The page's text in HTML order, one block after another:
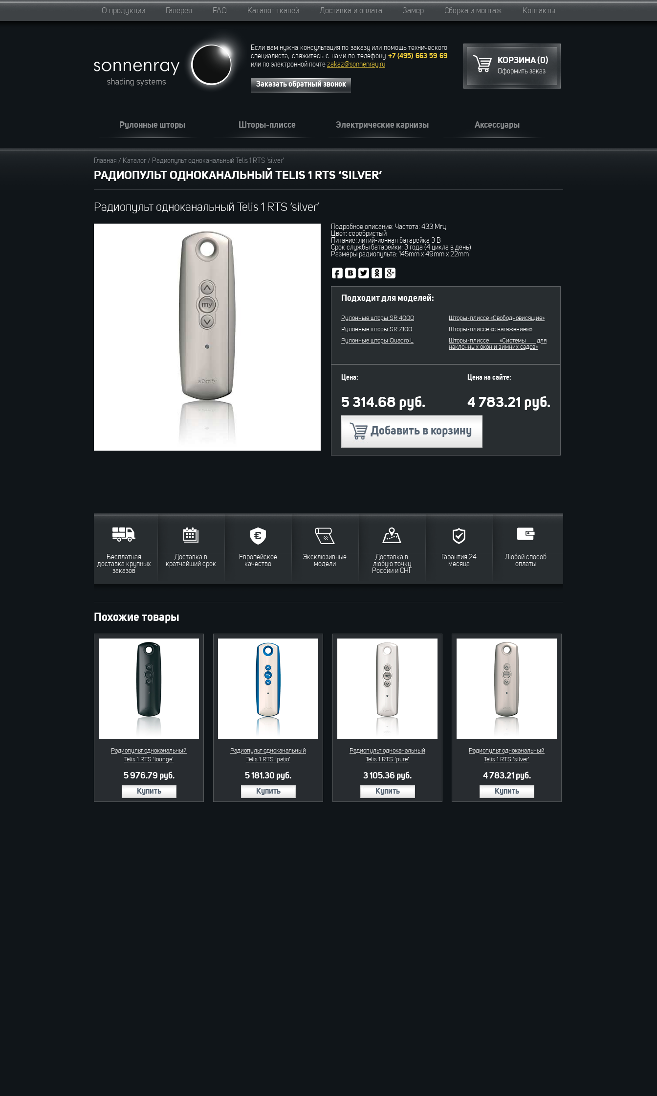
О продукции Галерея FAQ Каталог тканей Доставка и оплата Замер Сборка и монтаж Контакты
Если вам нужна консультация по заказу или помощь технического
специалиста, свяжитесь с нами по телефону +7 (495) 663 59 69
или по электронной почте zakaz@sonnenray.ru
Заказать обратный звонок
КОРЗИНА (0)
Оформить заказ
Рулонные шторы Шторы-плиссе Электрические карнизы Аксессуары
Главная / Каталог/ Радиопульт одноканальный Telis 1 RTS ‘silver’
РАДИОПУЛЬТ ОДНОКАНАЛЬНЫЙ TELIS 1 RTS ‘SILVER’
Радиопульт одноканальный Telis 1 RTS ‘silver’
Подробное описание: Частота: 433 Мгц
Цвет: серебристый
Питание: литий-ионная батарейка 3 В
Срок службы батарейки: 3 года (4 цикла в день)
Размеры радиопульта: 145mm x 49mm x 22mm
Подходит для моделей:
Рулонные шторы SR 4000
Рулонные шторы SR 7100
Рулонные шторы Quadro L
Шторы-плиссе «Свободновисящие»
Шторы-плиссе «c натяжением»
Шторы-плиссе «Системы для
наклонных окон и зимних садов»
Цена:
5 314.68 руб.
Цена на сайте:
4 783.21 руб.
Добавить в корзину
Бесплатная
доставка крупных
заказов
Доставка в
кратчайший срок
Европейское
качество
Эксклюзивные
модели
Доставка в
любую точку
России и СНГ
Гарантия 24
месяца
Любой способ
оплаты
Похожие товары
Радиопульт одноканальный
Telis 1 RTS ‘lounge’
5 976.79 руб.
Купить
Радиопульт одноканальный
Telis 1 RTS ‘patio’
5 181.30 руб.
Купить
Радиопульт одноканальный
Telis 1 RTS ‘pure’
3 105.36 руб.
Купить
Радиопульт одноканальный
Telis 1 RTS ‘silver’
4 783.21 руб.
Купить